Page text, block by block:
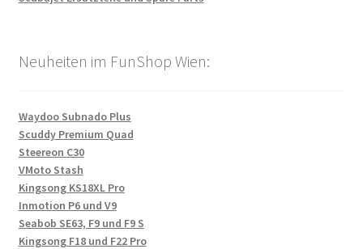
Neuheiten im FunShop Wien:
Waydoo Subnado Plus
Scuddy Premium Quad
Steereon C30
VMoto Stash
Kingsong KS18XL Pro
Inmotion P6 und V9
Seabob SE63, F9 und F9 S
Kingsong F18 und F22 Pro